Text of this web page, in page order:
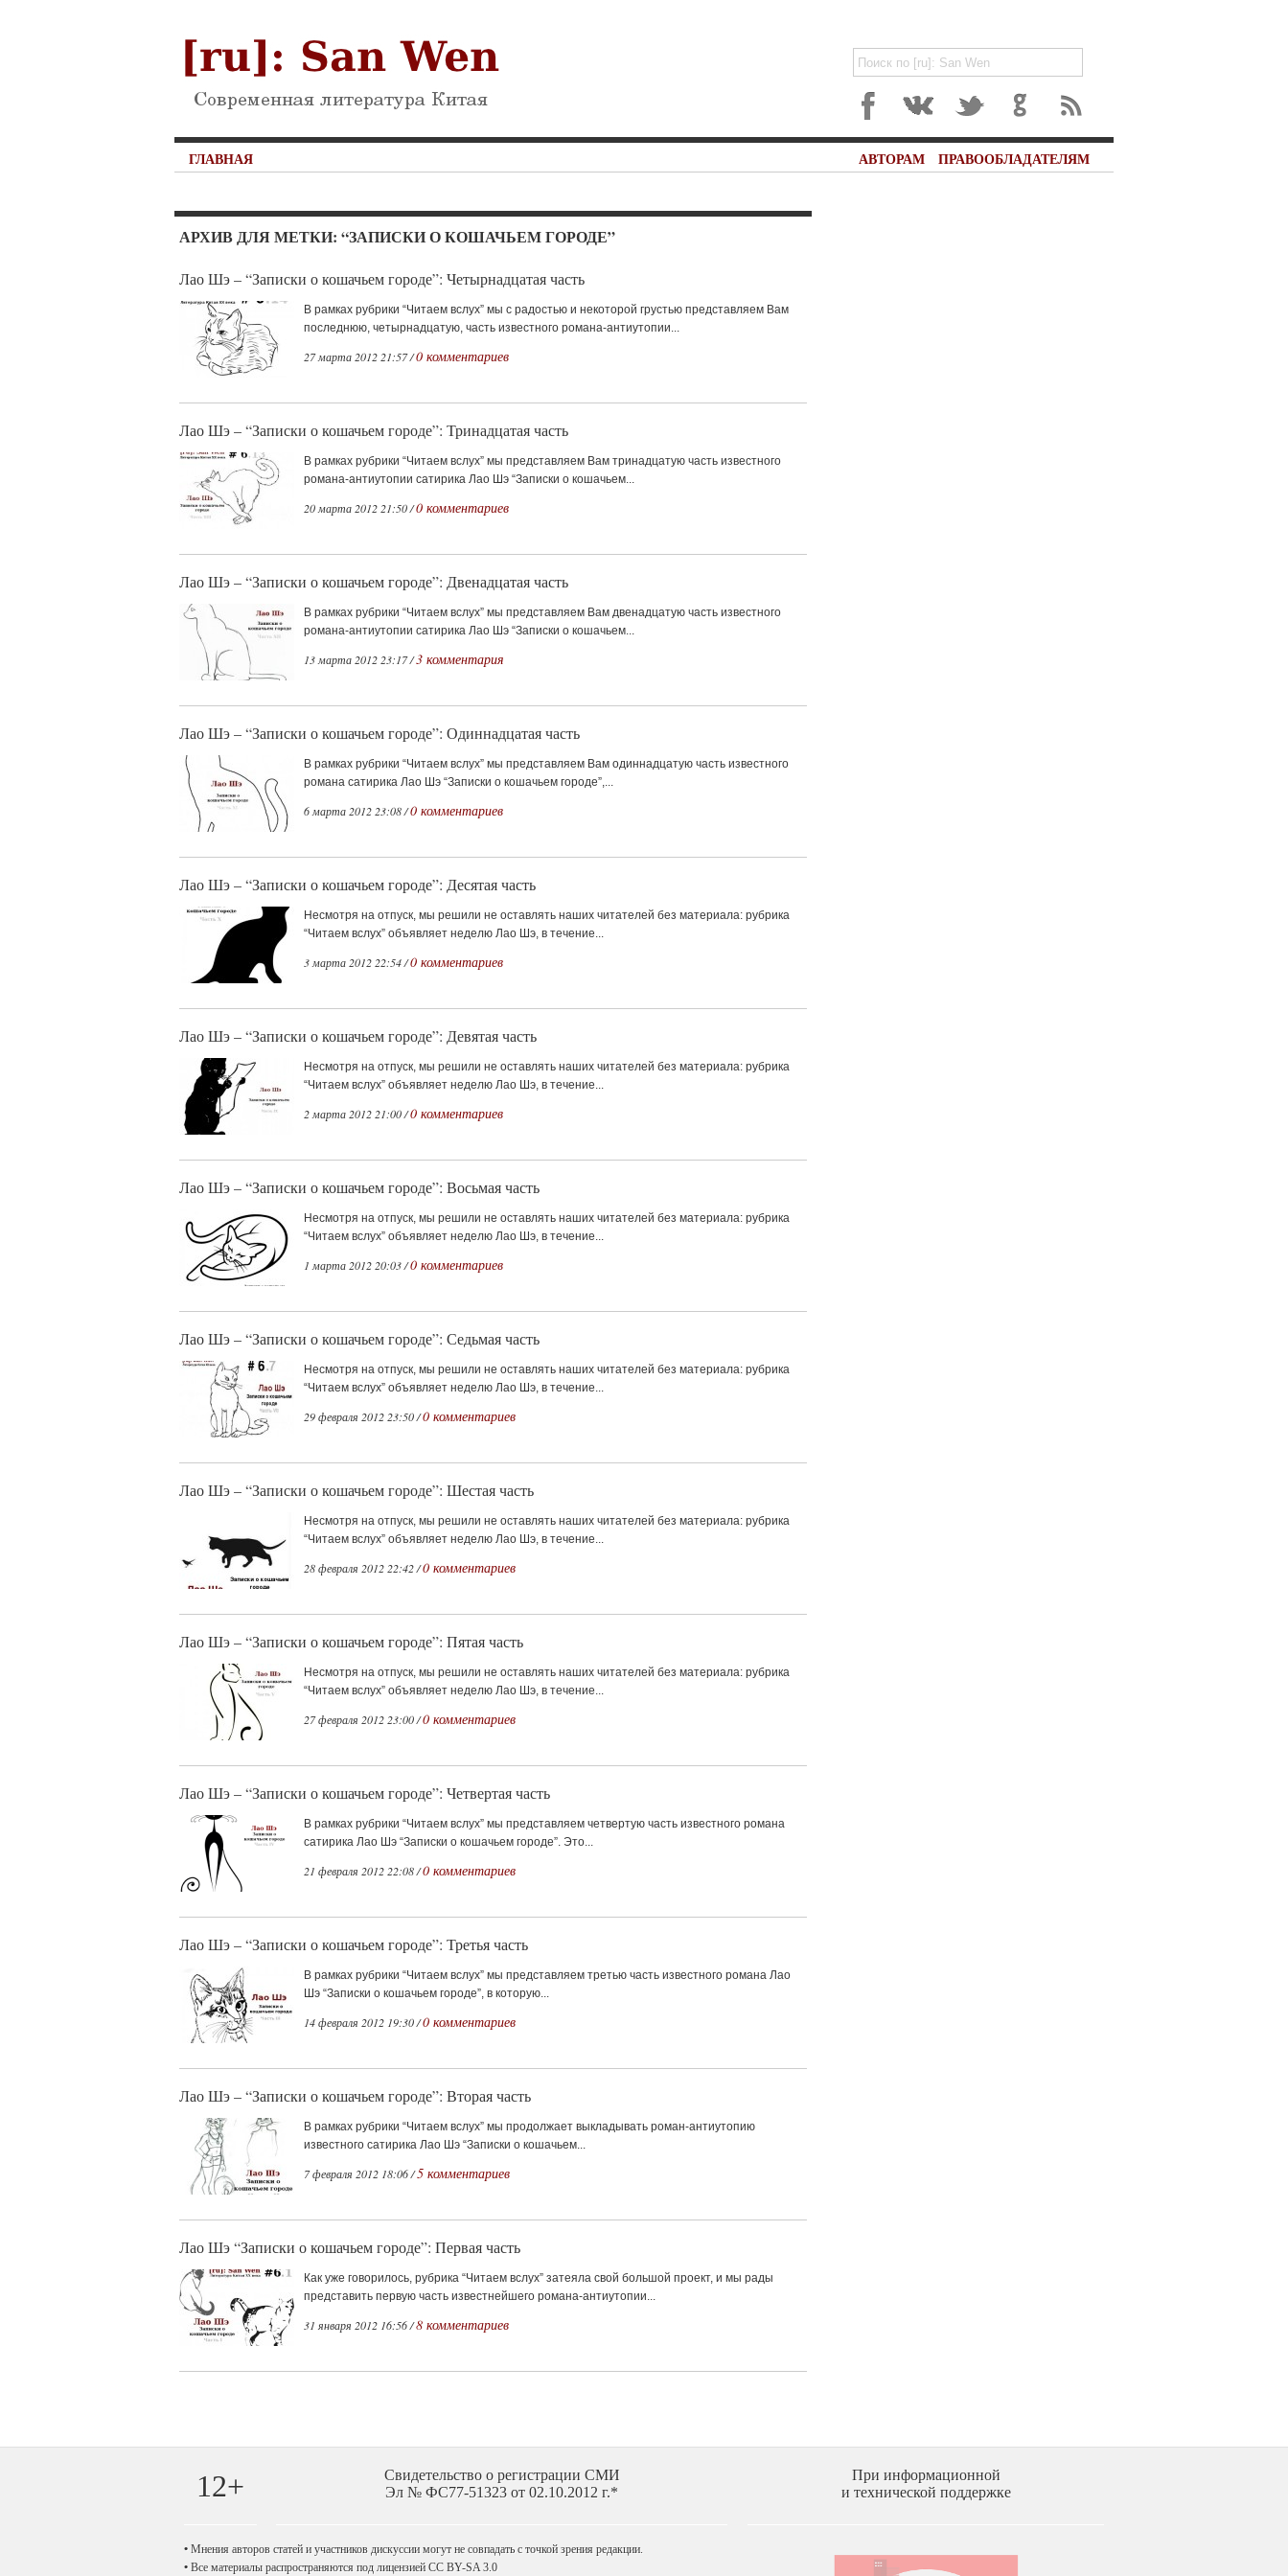
ГЛАВНАЯ АВТОРАМ ПРАВООБЛАДАТЕЛЯМ
АРХИВ ДЛЯ МЕТКИ: “ЗАПИСКИ О КОШАЧЬЕМ ГОРОДЕ”
Лао Шэ – “Записки о кошачьем городе”: Четырнадцатая часть
В рамках рубрики “Читаем вслух” мы с радостью и некоторой грустью представляем Вам
последнюю, четырнадцатую, часть известного романа-антиутопии...
27 марта 2012 21:57 /0 комментариев
Лао Шэ – “Записки о кошачьем городе”: Тринадцатая часть
В рамках рубрики “Читаем вслух” мы представляем Вам тринадцатую часть известного
романа-антиутопии сатирика Лао Шэ “Записки о кошачьем...
20 марта 2012 21:50 /0 комментариев
Лао Шэ – “Записки о кошачьем городе”: Двенадцатая часть
В рамках рубрики “Читаем вслух” мы представляем Вам двенадцатую часть известного
романа-антиутопии сатирика Лао Шэ “Записки о кошачьем...
13 марта 2012 23:17 /3 комментария
Лао Шэ – “Записки о кошачьем городе”: Одиннадцатая часть
В рамках рубрики “Читаем вслух” мы представляем Вам одиннадцатую часть известного
романа сатирика Лао Шэ “Записки о кошачьем городе”,...
6 марта 2012 23:08 /0 комментариев
Лао Шэ – “Записки о кошачьем городе”: Десятая часть
Несмотря на отпуск, мы решили не оставлять наших читателей без материала: рубрика
“Читаем вслух” объявляет неделю Лао Шэ, в течение...
3 марта 2012 22:54 /0 комментариев
Лао Шэ – “Записки о кошачьем городе”: Девятая часть
Несмотря на отпуск, мы решили не оставлять наших читателей без материала: рубрика
“Читаем вслух” объявляет неделю Лао Шэ, в течение...
2 марта 2012 21:00 /0 комментариев
Лао Шэ – “Записки о кошачьем городе”: Восьмая часть
Несмотря на отпуск, мы решили не оставлять наших читателей без материала: рубрика
“Читаем вслух” объявляет неделю Лао Шэ, в течение...
1 марта 2012 20:03 /0 комментариев
Лао Шэ – “Записки о кошачьем городе”: Седьмая часть
Несмотря на отпуск, мы решили не оставлять наших читателей без материала: рубрика
“Читаем вслух” объявляет неделю Лао Шэ, в течение...
29 февраля 2012 23:50 /0 комментариев
Лао Шэ – “Записки о кошачьем городе”: Шестая часть
Несмотря на отпуск, мы решили не оставлять наших читателей без материала: рубрика
“Читаем вслух” объявляет неделю Лао Шэ, в течение...
28 февраля 2012 22:42 /0 комментариев
Лао Шэ – “Записки о кошачьем городе”: Пятая часть
Несмотря на отпуск, мы решили не оставлять наших читателей без материала: рубрика
“Читаем вслух” объявляет неделю Лао Шэ, в течение...
27 февраля 2012 23:00 /0 комментариев
Лао Шэ – “Записки о кошачьем городе”: Четвертая часть
В рамках рубрики “Читаем вслух” мы представляем четвертую часть известного романа
сатирика Лао Шэ “Записки о кошачьем городе”. Это...
21 февраля 2012 22:08 /0 комментариев
Лао Шэ – “Записки о кошачьем городе”: Третья часть
В рамках рубрики “Читаем вслух” мы представляем третью часть известного романа Лао
Шэ “Записки о кошачьем городе”, в которую...
14 февраля 2012 19:30 /0 комментариев
Лао Шэ – “Записки о кошачьем городе”: Вторая часть
В рамках рубрики “Читаем вслух” мы продолжает выкладывать роман-антиутопию
известного сатирика Лао Шэ “Записки о кошачьем...
7 февраля 2012 18:06 /5 комментариев
Лао Шэ “Записки о кошачьем городе”: Первая часть
Как уже говорилось, рубрика “Читаем вслух” затеяла свой большой проект, и мы рады
представить первую часть известнейшего романа-антиутопии...
31 января 2012 16:56 /8 комментариев
12+
Свидетельство о регистрации СМИ
Эл № ФС77-51323 от 02.10.2012 г.*
• Мнения авторов статей и участников дискуссии могут не совпадать с точкой зрения редакции.
• Все материалы распространяются под лицензией CC BY-SA 3.0
При информационной
и технической поддержке